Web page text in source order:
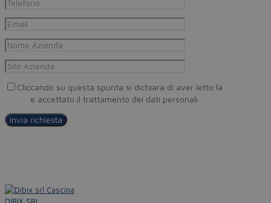
Cliccando su questa spunta si dichiara di aver letto la
e accettato il trattamento dei dati personali